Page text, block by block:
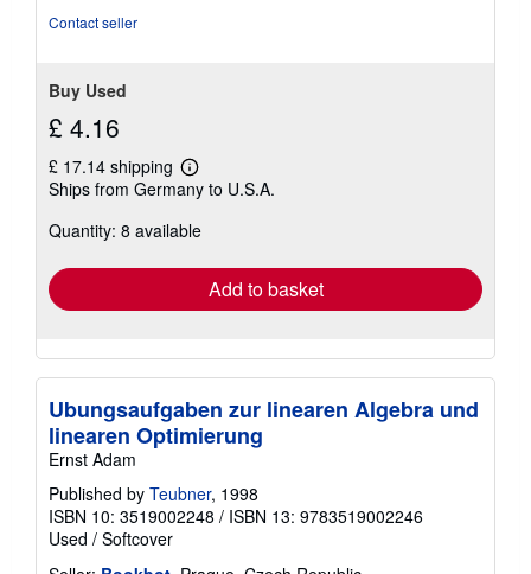
Contact seller
Buy Used
£ 4.16
£ 17.14 shipping
Learn
more
shipping
Ships from Germany to U.S.A.
Quantity: 8 available
Add to basket
Ubungsaufgaben zur linearen Algebra und
linearen Optimierung
Ernst Adam
Published by Teubner, 1998
ISBN 10: 3519002248 / ISBN 13: 9783519002246
Used / Softcover